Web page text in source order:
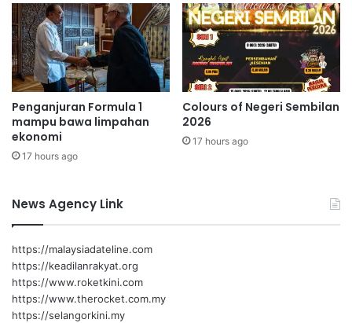
u
r
u
d
a
n
i
b
u
p
a
a
l
i
N
e
g
e
r
i
S
b
i
Penganjuran Formula 1
mampu bawa limpahan
ekonomi
17 hours ago
Colours of Negeri Sembilan
2026
17 hours ago
News Agency Link
https://malaysiadateline.com
https://keadilanrakyat.org
https://www.roketkini.com
https://www.therocket.com.my
https://selangorkini.my